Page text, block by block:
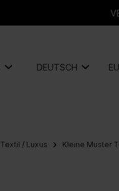
DEUTSCH
Textil / Luxus Kleine Muster